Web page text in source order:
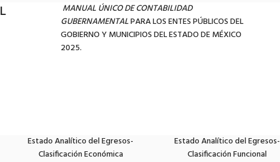
MANUAL ÚNICO DE CONTABILIDAD
GUBERNAMENTALPARA LOS ENTES PÚBLICOS DEL
GOBIERNO Y MUNICIPIOS DEL ESTADO DE MÉXICO
2025.
Estado Analítico del Egresos-
Clasificación Económica
Estado Analítico del Egresos-
Clasificación Funcional